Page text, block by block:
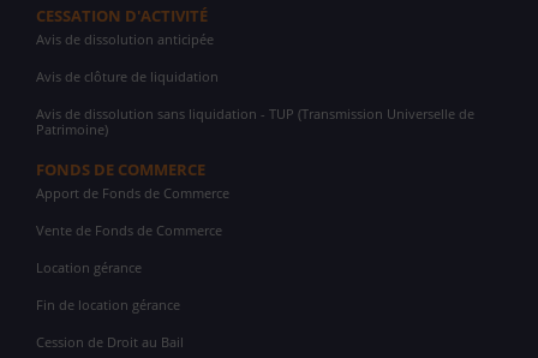
CESSATION D'ACTIVITÉ
Avis de dissolution anticipée
Avis de clôture de liquidation
Avis de dissolution sans liquidation - TUP (Transmission Universelle de
Patrimoine)
FONDS DE COMMERCE
Apport de Fonds de Commerce
Vente de Fonds de Commerce
Location gérance
Fin de location gérance
Cession de Droit au Bail